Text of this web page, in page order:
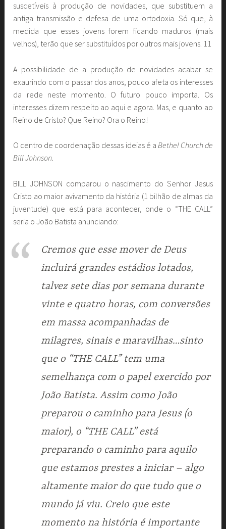
suscetíveis à produção de novidades, que substituem a
antiga transmissão e defesa de uma ortodoxia. Só que, à
medida que esses jovens forem ficando maduros (mais
velhos), terão que ser substituídos por outros mais jovens. 11
A possibilidade de a produção de novidades acabar se
exaurindo com o passar dos anos, pouco afeta os interesses
da rede neste momento. O futuro pouco importa. Os
interesses dizem respeito ao aqui e agora. Mas, e quanto ao
Reino de Cristo? Que Reino? Ora o Reino!
O centro de coordenação dessas ideias é a Bethel Church de
Bill Johnson.
BILL JOHNSON comparou o nascimento do Senhor Jesus
Cristo ao maior avivamento da história (1 bilhão de almas da
juventude) que está para acontecer, onde o “THE CALL”
seria o João Batista anunciando:
Cremos que esse mover de Deus
incluirá grandes estádios lotados,
talvez sete dias por semana durante
vinte e quatro horas, com conversões
em massa acompanhadas de
milagres, sinais e maravilhas…sinto
que o “THE CALL” tem uma
semelhança com o papel exercido por
João Batista. Assim como João
preparou o caminho para Jesus (o
maior), o “THE CALL” está
preparando o caminho para aquilo
que estamos prestes a iniciar – algo
altamente maior do que tudo que o
mundo já viu. Creio que este
momento na história é importante